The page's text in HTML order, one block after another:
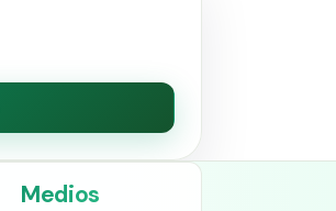
Medios